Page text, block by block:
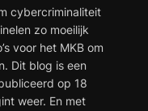
cybercriminaliteit
zo moeilijk
voor het MKB om
Dit blog is een
op 18
weer. En met